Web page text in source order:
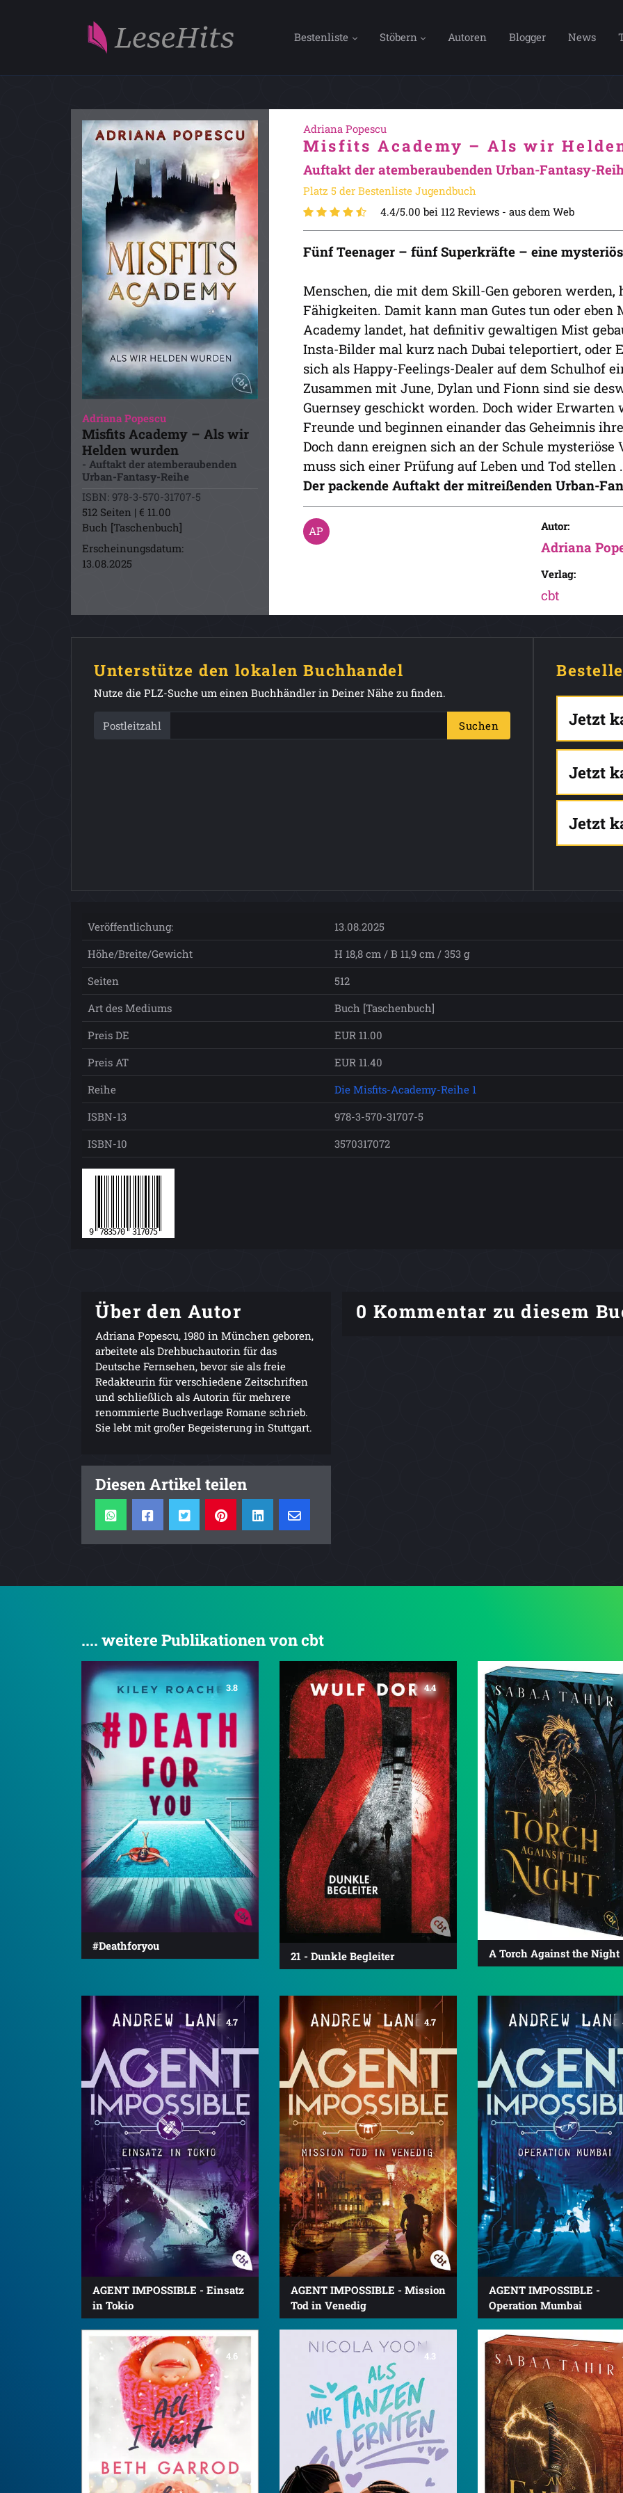
Bestenliste Stöbern Autoren Blogger News
Adriana Popescu
Misfits Academy – Als wir
Helden wurden
- Auftakt der atemberaubenden
Urban-Fantasy-Reihe
ISBN: 978-3-570-31707-5
512 Seiten | € 11.00
Buch [Taschenbuch]
Erscheinungsdatum:
13.08.2025
Adriana Popescu
Misfits Academy – Als wir
Auftakt der atemberaubenden Urban-Fantasy-
Platz 5 der Bestenliste Jugendbuch
4.4/5.00 bei 112 Reviews - aus dem Web
Fünf Teenager – fünf Superkräfte – eine
Menschen, die mit dem Skill-Gen geboren werden,
Fähigkeiten. Damit kann man Gutes tun oder eben
Academy landet, hat definitiv gewaltigen Mist
Insta-Bilder mal kurz nach Dubai teleportiert, oder
sich als Happy-Feelings-Dealer auf dem Schulhof
Zusammen mit June, Dylan und Fionn sind sie
Guernsey geschickt worden. Doch wider
Freunde und beginnen einander das Geheimnis
Doch dann ereignen sich an der Schule mysteriöse
muss sich einer Prüfung auf Leben und Tod stellen
Der packende Auftakt der mitreißenden Urban-
Autor:
Adriana
Verlag:
cbt
Unterstütze den lokalen Buchhandel
Nutze die PLZ-Suche um einen Buchhändler in Deiner Nähe zu finden.
Postleitzahl Suchen Jetzt
Jetzt
Jetzt
Veröffentlichung:
13.08.2025
Höhe/Breite/Gewicht
H 18,8 cm / B 11,9 cm / 353 g
Seiten
512
Art des Mediums
Buch [Taschenbuch]
Preis DE
EUR 11.00
Preis AT
EUR 11.40
Reihe
Die Misfits-Academy-Reihe 1
ISBN-13
978-3-570-31707-5
ISBN-10
3570317072
Über den Autor
Adriana Popescu, 1980 in München geboren,
arbeitete als Drehbuchautorin für das
Deutsche Fernsehen, bevor sie als freie
Redakteurin für verschiedene Zeitschriften
und schließlich als Autorin für mehrere
renommierte Buchverlage Romane schrieb.
Sie lebt mit großer Begeisterung in Stuttgart.
Diesen Artikel teilen
0 Kommentar zu diesem
.... weitere Publikationen von cbt
3.8
#Deathforyou
4.4
21 - Dunkle Begleiter A Torch Against the Night
4.7
AGENT IMPOSSIBLE - Einsatz
in Tokio
4.7
AGENT IMPOSSIBLE - Mission
Tod in Venedig
AGENT IMPOSSIBLE -
Operation Mumbai
4.6 4.3